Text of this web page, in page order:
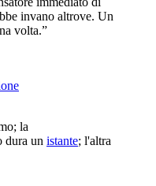
invano altrove. Un
volta.”
la
dura un istante; l'altra